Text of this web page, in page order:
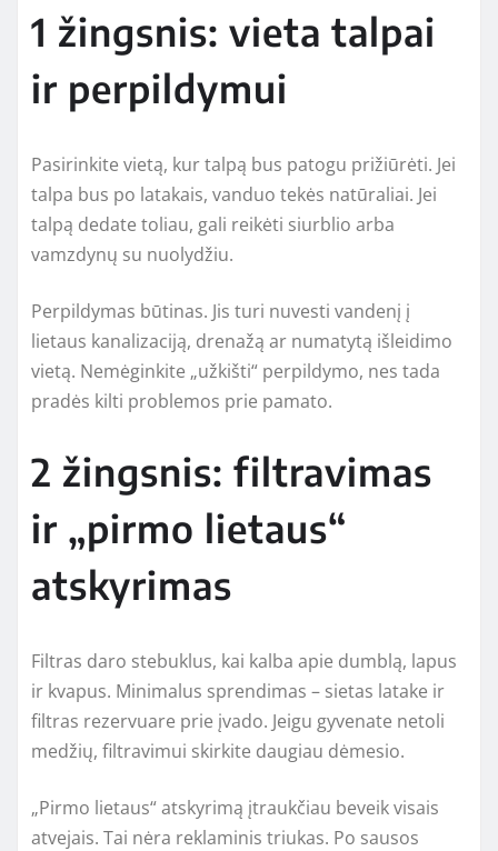
1 žingsnis: vieta talpai
ir perpildymui
Pasirinkite vietą, kur talpą bus patogu prižiūrėti. Jei
talpa bus po latakais, vanduo tekės natūraliai. Jei
talpą dedate toliau, gali reikėti siurblio arba
vamzdynų su nuolydžiu.
Perpildymas būtinas. Jis turi nuvesti vandenį į
lietaus kanalizaciją, drenažą ar numatytą išleidimo
vietą. Nemėginkite „užkišti“ perpildymo, nes tada
pradės kilti problemos prie pamato.
2 žingsnis: filtravimas
ir „pirmo lietaus“
atskyrimas
Filtras daro stebuklus, kai kalba apie dumblą, lapus
ir kvapus. Minimalus sprendimas – sietas latake ir
filtras rezervuare prie įvado. Jeigu gyvenate netoli
medžių, filtravimui skirkite daugiau dėmesio.
„Pirmo lietaus“ atskyrimą įtraukčiau beveik visais
atvejais. Tai nėra reklaminis triukas. Po sausos